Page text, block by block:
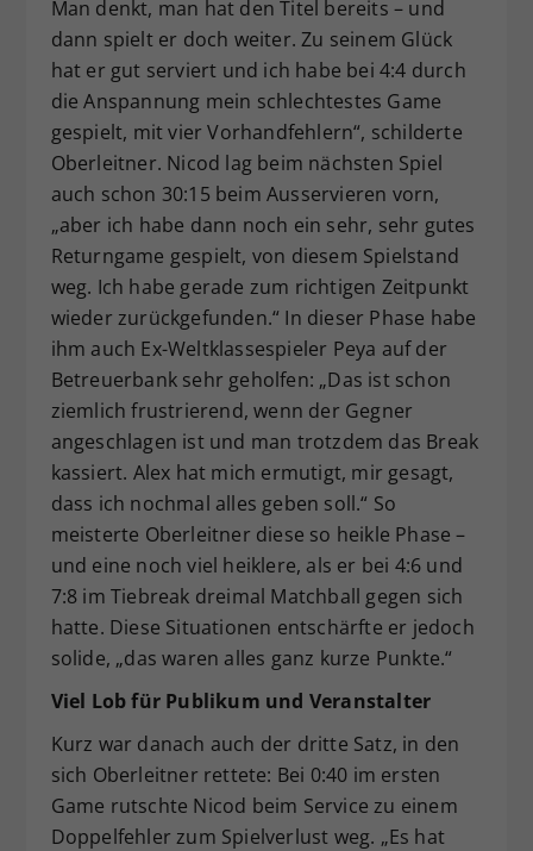
Man denkt, man hat den Titel bereits – und
dann spielt er doch weiter. Zu seinem Glück
hat er gut serviert und ich habe bei 4:4 durch
die Anspannung mein schlechtestes Game
gespielt, mit vier Vorhandfehlern“, schilderte
Oberleitner. Nicod lag beim nächsten Spiel
auch schon 30:15 beim Ausservieren vorn,
„aber ich habe dann noch ein sehr, sehr gutes
Returngame gespielt, von diesem Spielstand
weg. Ich habe gerade zum richtigen Zeitpunkt
wieder zurückgefunden.“ In dieser Phase habe
ihm auch Ex-Weltklassespieler Peya auf der
Betreuerbank sehr geholfen: „Das ist schon
ziemlich frustrierend, wenn der Gegner
angeschlagen ist und man trotzdem das Break
kassiert. Alex hat mich ermutigt, mir gesagt,
dass ich nochmal alles geben soll.“ So
meisterte Oberleitner diese so heikle Phase –
und eine noch viel heiklere, als er bei 4:6 und
7:8 im Tiebreak dreimal Matchball gegen sich
hatte. Diese Situationen entschärfte er jedoch
solide, „das waren alles ganz kurze Punkte.“
Viel Lob für Publikum und Veranstalter
Kurz war danach auch der dritte Satz, in den
sich Oberleitner rettete: Bei 0:40 im ersten
Game rutschte Nicod beim Service zu einem
Doppelfehler zum Spielverlust weg. „Es hat